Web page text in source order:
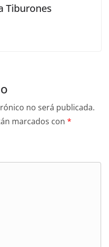
Tiburones
no será publicada.
marcados con *